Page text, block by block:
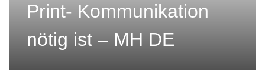
Print- Kommunikation
nötig ist – MH DE